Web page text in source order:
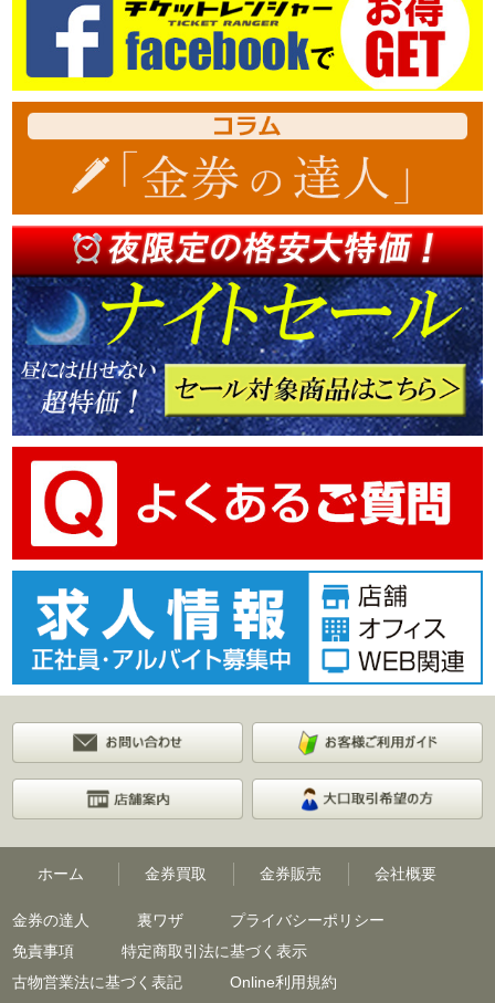
ホーム 金券買取 金券販売 会社概要
金券の達人 裏ワザ
プライバシーポリシー
免責事項
特定商取引法に基づく表示
古物営業法に基づく表記
Online利用規約